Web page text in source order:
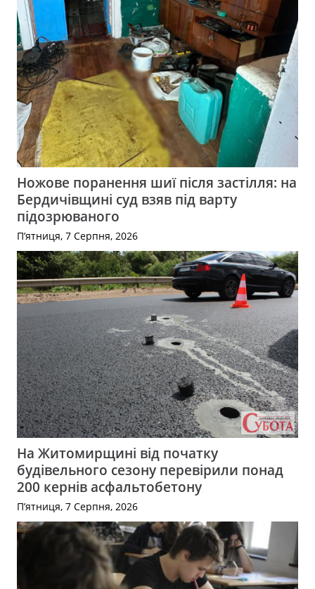
Ножове поранення шиї після застілля: на
Бердичівщині суд взяв під варту
підозрюваного
П’ятниця, 7 Серпня, 2026
На Житомирщині від початку
будівельного сезону перевірили понад
200 кернів асфальтобетону
П’ятниця, 7 Серпня, 2026